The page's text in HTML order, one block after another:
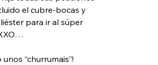
el cubre-bocas y
para ir al súper